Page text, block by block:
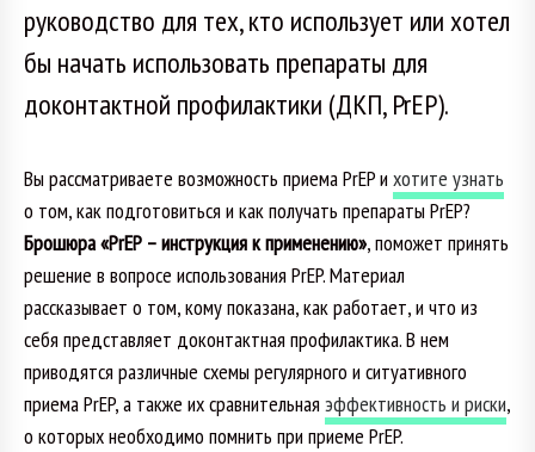
руководство для тех, кто использует или хотел
бы начать использовать препараты для
доконтактной профилактики (ДКП, PrEP).
Вы рассматриваете возможность приема PrEP и хотите узнать
о том, как подготовиться и как получать препараты PrEP?
Брошюра «PrEP – инструкция к применению», поможет принять
решение в вопросе использования PrEP.Материал
рассказывает о том, кому показана, как работает, и что из
себя представляет доконтактная профилактика. В нем
приводятся различные схемы регулярного и ситуативного
приема PrEP, а также их сравнительная эффективность и риски,
о которых необходимо помнить при приеме PrEP.